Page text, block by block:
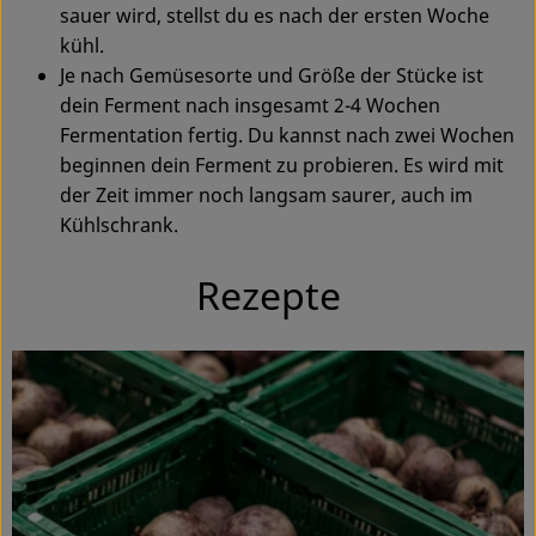
sauer wird, stellst du es nach der ersten Woche
kühl.
Je nach Gemüsesorte und Größe der Stücke ist
dein Ferment nach insgesamt 2-4 Wochen
Fermentation fertig. Du kannst nach zwei Wochen
beginnen dein Ferment zu probieren. Es wird mit
der Zeit immer noch langsam saurer, auch im
Kühlschrank.
Rezepte